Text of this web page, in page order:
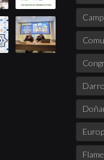
Darro